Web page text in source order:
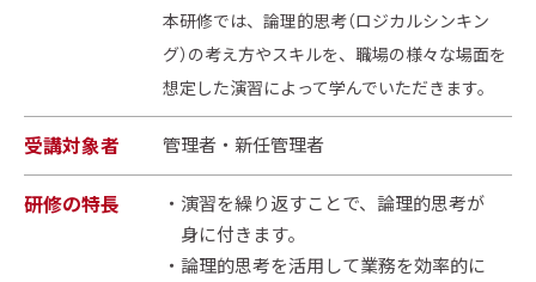
本研修では、論理的思考（ロジカルシンキン
グ）の考え方やスキルを、職場の様々な場面を
想定した演習によって学んでいただきます。
受講対象者 管理者・新任管理者
研修の特長
演習を繰り返すことで、論理的思考が
身に付きます。
論理的思考を活用して業務を効率的に